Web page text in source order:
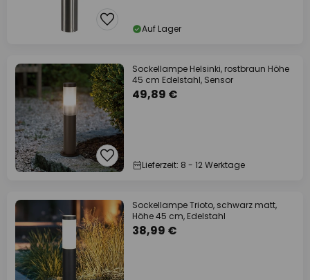
Auf Lager
Sockellampe Helsinki, rostbraun Höhe
45 cm Edelstahl, Sensor
49,89 €
Lieferzeit: 8 - 12 Werktage
Sockellampe Trioto, schwarz matt,
Höhe 45 cm, Edelstahl
38,99 €